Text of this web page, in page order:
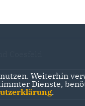
Weiterhin
Dienste,
.